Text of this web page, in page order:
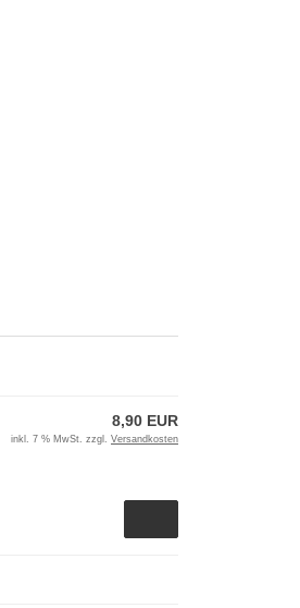
8,90 EUR
inkl. 7 % MwSt. zzgl. Versandkosten